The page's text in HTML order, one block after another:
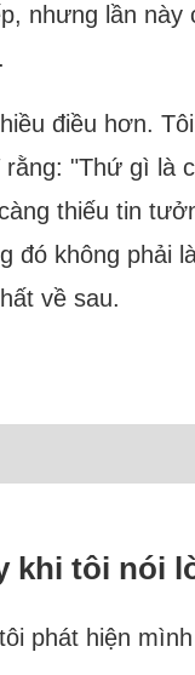
nhưng lần
điều hơn.
"Thứ gì là
thiếu tin
đó không phải
về sau.
khi tôi nói
phát hiện